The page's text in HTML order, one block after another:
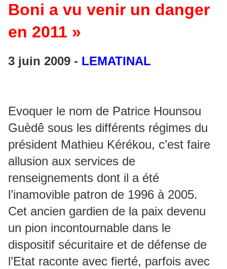
Boni a vu venir un danger
en 2011 »
3 juin 2009 - LEMATINAL
Evoquer le nom de Patrice Hounsou
Guèdê sous les différents régimes du
président Mathieu Kérékou, c’est faire
allusion aux services de
renseignements dont il a été
l’inamovible patron de 1996 à 2005.
Cet ancien gardien de la paix devenu
un pion incontournable dans le
dispositif sécuritaire et de défense de
l’Etat raconte avec fierté, parfois avec